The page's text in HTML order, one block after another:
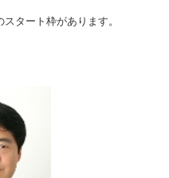
ート枠があります。